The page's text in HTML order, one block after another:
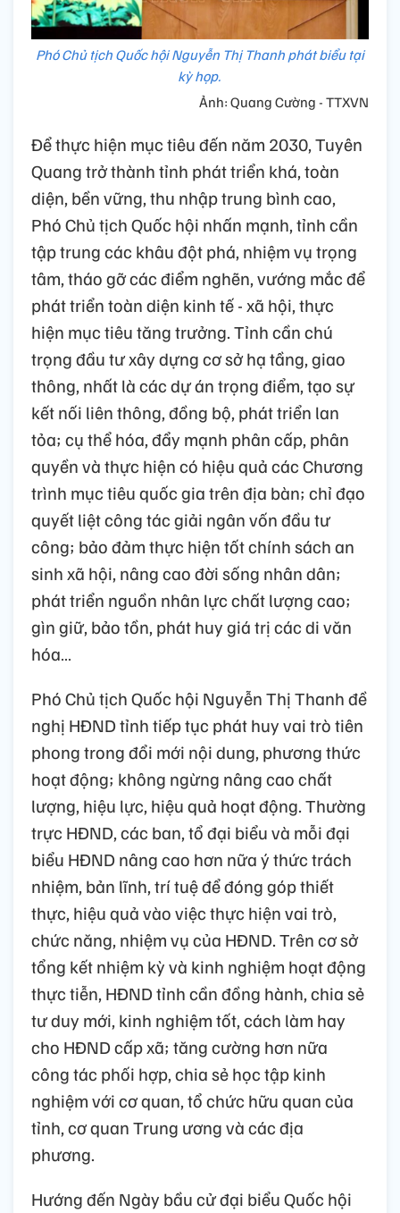
Phó Chủ tịch Quốc hội Nguyễn Thị Thanh phát biểu tại
kỳ họp.
Ảnh: Quang Cường - TTXVN
Để thực hiện mục tiêu đến năm 2030, Tuyên
Quang trở thành tỉnh phát triển khá, toàn
diện, bền vững, thu nhập trung bình cao,
Phó Chủ tịch Quốc hội nhấn mạnh, tỉnh cần
tập trung các khâu đột phá, nhiệm vụ trọng
tâm, tháo gỡ các điểm nghẽn, vướng mắc để
phát triển toàn diện kinh tế - xã hội, thực
hiện mục tiêu tăng trưởng. Tỉnh cần chú
trọng đầu tư xây dựng cơ sở hạ tầng, giao
thông, nhất là các dự án trọng điểm, tạo sự
kết nối liên thông, đồng bộ, phát triển lan
tỏa; cụ thể hóa, đẩy mạnh phân cấp, phân
quyền và thực hiện có hiệu quả các Chương
trình mục tiêu quốc gia trên địa bàn; chỉ đạo
quyết liệt công tác giải ngân vốn đầu tư
công; bảo đảm thực hiện tốt chính sách an
sinh xã hội, nâng cao đời sống nhân dân;
phát triển nguồn nhân lực chất lượng cao;
gìn giữ, bảo tồn, phát huy giá trị các di văn
hóa…
Phó Chủ tịch Quốc hội Nguyễn Thị Thanh đề
nghị HĐND tỉnh tiếp tục phát huy vai trò tiên
phong trong đổi mới nội dung, phương thức
hoạt động; không ngừng nâng cao chất
lượng, hiệu lực, hiệu quả hoạt động. Thường
trực HĐND, các ban, tổ đại biểu và mỗi đại
biểu HĐND nâng cao hơn nữa ý thức trách
nhiệm, bản lĩnh, trí tuệ để đóng góp thiết
thực, hiệu quả vào việc thực hiện vai trò,
chức năng, nhiệm vụ của HĐND. Trên cơ sở
tổng kết nhiệm kỳ và kinh nghiệm hoạt động
thực tiễn, HĐND tỉnh cần đồng hành, chia sẻ
tư duy mới, kinh nghiệm tốt, cách làm hay
cho HĐND cấp xã; tăng cường hơn nữa
công tác phối hợp, chia sẻ học tập kinh
nghiệm với cơ quan, tổ chức hữu quan của
tỉnh, cơ quan Trung ương và các địa
phương.
Hướng đến Ngày bầu cử đại biểu Quốc hội